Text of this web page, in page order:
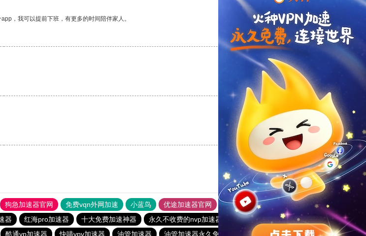
，我可以提前下班，有更多的时间陪伴家人。
支持 [0] 反对[0]
支持[0] 反对
支持[0] 反对[0]
狗急加速器官网 免费vqn外网加速 小蓝鸟 优途加速器官网 风驰加速器 旋风加速器
八戒看书
器 红海pro加速器 十大免费加速神器 永久不收费的nvp加速器 CC加速器
turbo加速器
酷通vp加速器 快喵vpv加速器 油管加速器 油管加速器永久免费版